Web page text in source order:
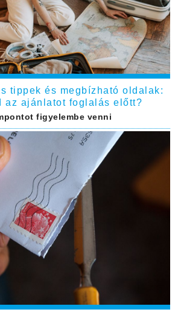
tippek és megbízható oldalak:
az ajánlatot foglalás előtt?
figyelembe venni